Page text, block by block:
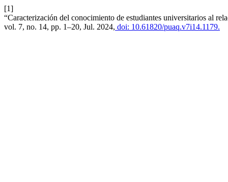
[1]
“Caracterización del conocimiento de estudiantes universitarios al
vol. 7, no. 14, pp. 1–20, Jul. 2024, doi: 10.61820/puaq.v7i14.1179.